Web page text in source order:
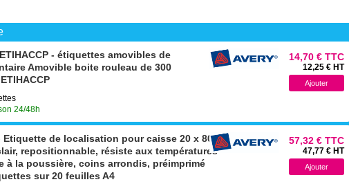
ETIHACCP - étiquettes amovibles de
Amovible boite rouleau de 300
24/48h
14,70 € TTC
12,25 € HT
Etiquette de localisation pour caisse 20 x 80
repositionnable, résiste aux températures
à la poussière, coins arrondis, préimprimé
sur 20 feuilles A4
57,32 € TTC
47,77 € HT